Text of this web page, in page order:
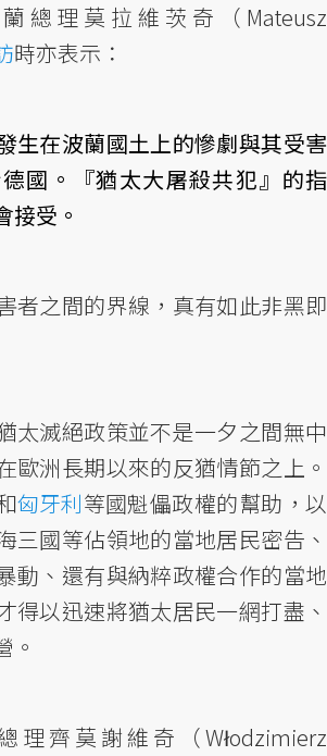
總理莫拉維茨奇（Mateusz
時亦表示：
生在波蘭國土上的慘劇與其受害
國。『猶太大屠殺共犯』的指
接受。
者之間的界線，真有如此非黑即
太滅絕政策並不是一夕之間無中
歐洲長期以來的反猶情節之上。
匈牙利等國魁儡政權的幫助，以
三國等佔領地的當地居民密告、
動、還有與納粹政權合作的當地
得以迅速將猶太居民一網打盡、
。
理齊莫謝維奇（Włodzimierz